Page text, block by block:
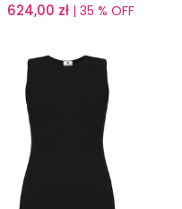
624,00 zł | 35 % OFF